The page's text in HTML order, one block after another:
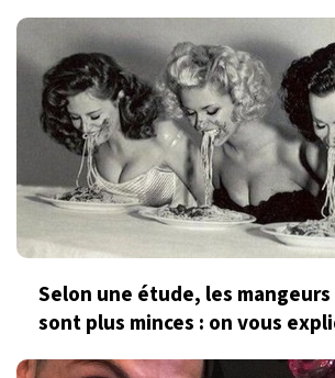
Selon une étude, les
sont plus minces : on vous